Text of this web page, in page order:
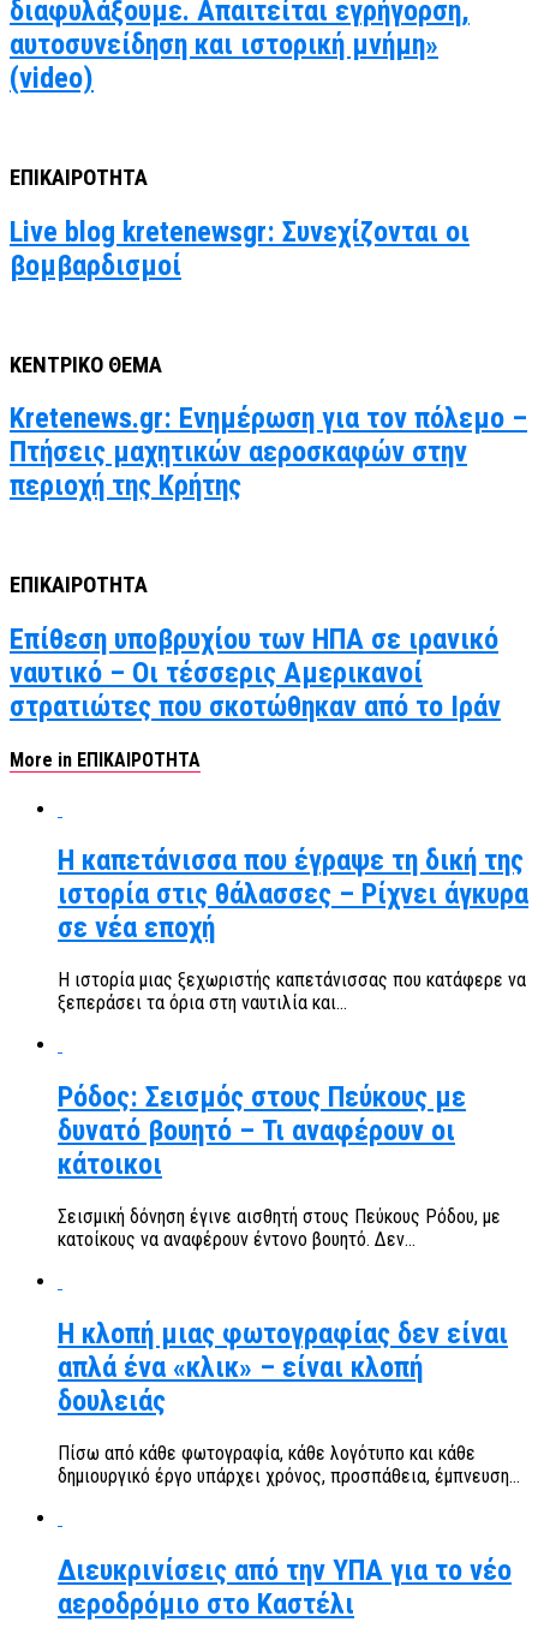
διαφυλάξουμε. Απαιτείται εγρήγορση,
αυτοσυνείδηση και ιστορική μνήμη»
(video)
ΕΠΙΚΑΙΡΟΤΗΤΑ
Live blog kretenewsgr: Συνεχίζονται οι
βομβαρδισμοί
ΚΕΝΤΡΙΚΟ ΘΕΜΑ
Kretenews.gr: Ενημέρωση για τον πόλεμο –
Πτήσεις μαχητικών αεροσκαφών στην
περιοχή της Κρήτης
ΕΠΙΚΑΙΡΟΤΗΤΑ
Επίθεση υποβρυχίου των ΗΠΑ σε ιρανικό
ναυτικό – Οι τέσσερις Αμερικανοί
στρατιώτες που σκοτώθηκαν από το Ιράν
More in ΕΠΙΚΑΙΡΟΤΗΤΑ
Η καπετάνισσα που έγραψε τη δική της
ιστορία στις θάλασσες – Ρίχνει άγκυρα
σε νέα εποχή
Η ιστορία μιας ξεχωριστής καπετάνισσας που κατάφερε να
ξεπεράσει τα όρια στη ναυτιλία και...
Ρόδος: Σεισμός στους Πεύκους με
δυνατό βουητό – Τι αναφέρουν οι
κάτοικοι
Σεισμική δόνηση έγινε αισθητή στους Πεύκους Ρόδου, με
κατοίκους να αναφέρουν έντονο βουητό. Δεν...
Η κλοπή μιας φωτογραφίας δεν είναι
απλά ένα «κλικ» – είναι κλοπή
δουλειάς
Πίσω από κάθε φωτογραφία, κάθε λογότυπο και κάθε
δημιουργικό έργο υπάρχει χρόνος, προσπάθεια, έμπνευση...
Διευκρινίσεις από την ΥΠΑ για το νέο
αεροδρόμιο στο Καστέλι